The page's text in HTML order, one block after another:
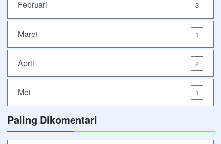
Februari 3
Maret 1
April 2
Mei 1
Paling Dikomentari